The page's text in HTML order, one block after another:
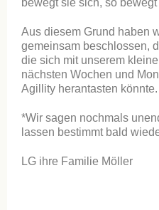
bewegt sie sich, so bewegt
Aus diesem Grund haben
gemeinsam beschlossen,
die sich mit unserem
nächsten Wochen und
Agillity herantasten könnte.
*Wir sagen nochmals
lassen bestimmt bald
LG ihre Familie Möller